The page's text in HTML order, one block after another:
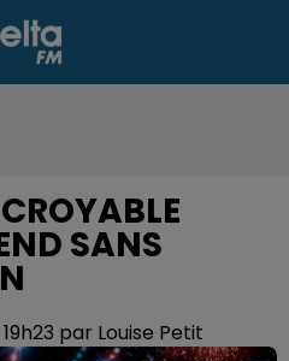
SANS
par Louise Petit